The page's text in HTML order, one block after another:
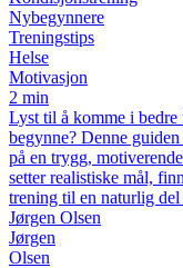
Nybegynnere
Treningstips
Helse
Motivasjon
2 min
Lyst til å komme i
begynne? Denne
på en trygg,
setter realistiske mål,
trening til en naturlig del
Jørgen Olsen
Jørgen
Olsen